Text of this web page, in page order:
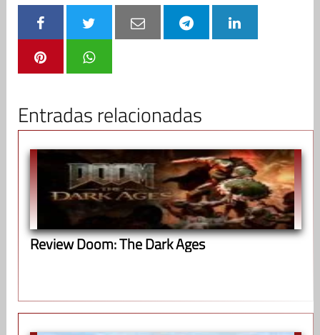
Entradas relacionadas
Review Doom: The Dark Ages